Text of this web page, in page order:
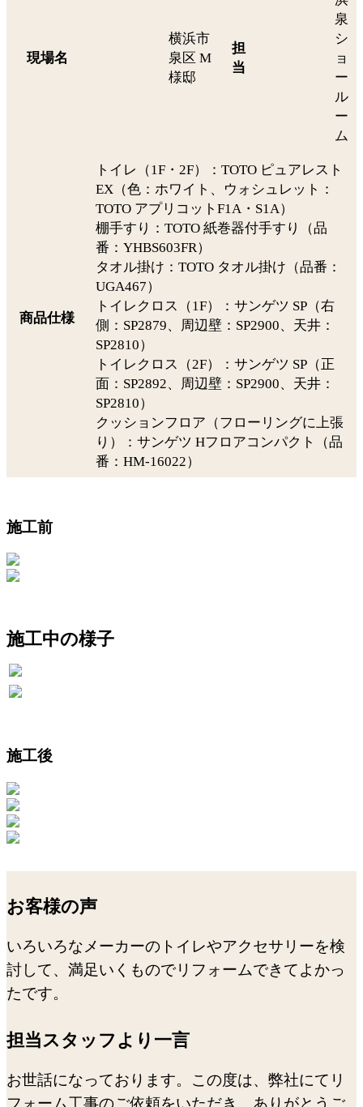
現場名
横浜市
泉区 M
様邸
担
当
泉
シ
ョ
ー
ル
ー
ム
商品仕様
トイレ（1F・2F）：TOTO ピュアレスト
EX（色：ホワイト、ウォシュレット：
TOTO アプリコットF1A・S1A）
棚手すり：TOTO 紙巻器付手すり（品
番：YHBS603FR）
タオル掛け：TOTO タオル掛け（品番：
UGA467）
トイレクロス（1F）：サンゲツ SP（右
側：SP2879、周辺壁：SP2900、天井：
SP2810）
トイレクロス（2F）：サンゲツ SP（正
面：SP2892、周辺壁：SP2900、天井：
SP2810）
クッションフロア（フローリングに上張
り）：サンゲツ Hフロアコンパクト（品
番：HM-16022）
施工前
施工中の様子
施工後
お客様の声
いろいろなメーカーのトイレやアクセサリーを検
討して、満足いくものでリフォームできてよかっ
たです。
担当スタッフより一言
お世話になっております。この度は、弊社にてリ
フォーム工事のご依頼をいただき、ありがとうご